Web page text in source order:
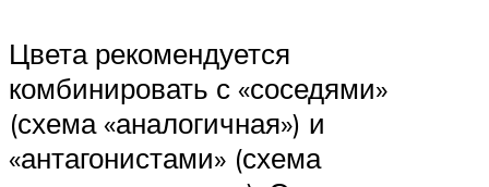
Цвета рекомендуется
комбинировать с «соседями»
(схема «аналогичная») и
«антагонистами» (схема